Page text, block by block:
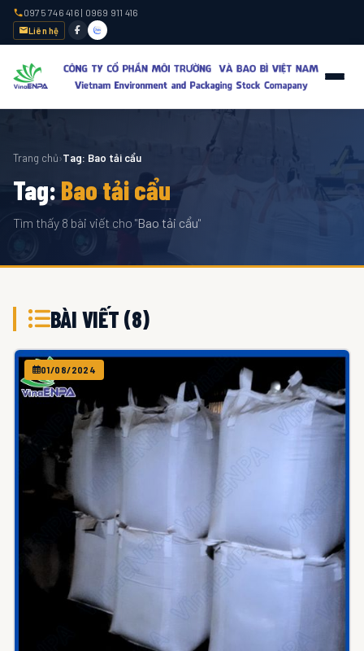
0975 746 416 | 0969 911 416
Liên hệ
Trang chủ›Tag: Bao tải cẩu
Tag: Bao tải cẩu
Tìm thấy 8 bài viết cho "Bao tải cẩu"
BÀI VIẾT (8)
01/08/2024